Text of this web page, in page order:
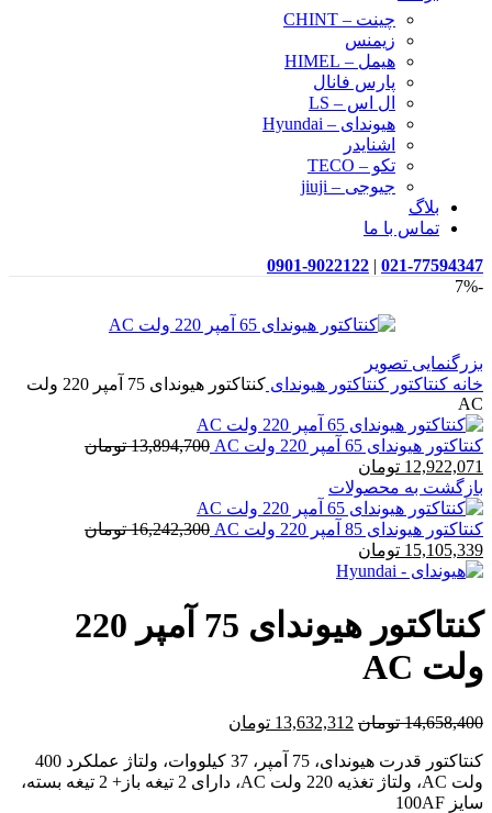
چینت – CHINT
زیمنس
هیمل – HIMEL
پارس فانال
ال اس – LS
هیوندای – Hyundai
اشنایدر
تکو – TECO
جیوجی – jiuji
بلاگ
تماس با ما
021-77594347
|
0901-9022122
-7%
بزرگنمایی تصویر
خانه کنتاکتور کنتاکتور هیوندای
کنتاکتور هیوندای 75 آمپر 220 ولت
AC
کنتاکتور هیوندای 65 آمپر 220 ولت AC 13,894,700 تومان
قیمت
اصلی
13,894,700 تومان
بود.
12,922,071 تومان
فعلی
12,922,071 تومان
است.
بازگشت به محصولات
کنتاکتور هیوندای 85 آمپر 220 ولت AC 16,242,300 تومان
قیمت
اصلی
بود.
15,105,339 تومان
فعلی
کنتاکتور هیوندای 75 آمپر 220
ولت AC
14,658,400 تومان قیمت
14,658,400 تومان
بود.
13,632,312 تومان
13,632,312 تومان
است.
کنتاکتور قدرت هیوندای، 75 آمپر، 37 کیلووات، ولتاژ عملکرد 400
ولت AC، ولتاژ تغذیه 220 ولت AC، دارای 2 تیغه باز+ 2 تیغه بسته،
سایز 100AF